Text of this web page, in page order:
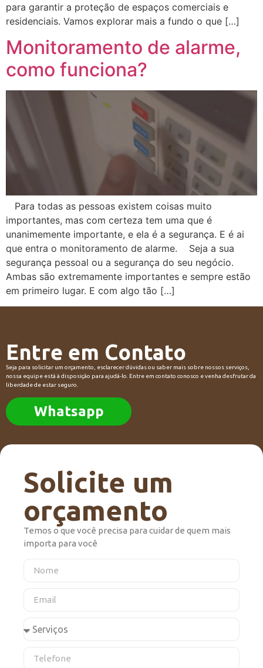
para garantir a proteção de espaços comerciais e
residenciais. Vamos explorar mais a fundo o que […]
Monitoramento de alarme,
como funciona?
Para todas as pessoas existem coisas muito
importantes, mas com certeza tem uma que é
unanimemente importante, e ela é a segurança. E é ai
que entra o monitoramento de alarme. Seja a sua
segurança pessoal ou a segurança do seu negócio.
Ambas são extremamente importantes e sempre estão
em primeiro lugar. E com algo tão […]
Entre em Contato
Seja para solicitar um orçamento, esclarecer dúvidas ou saber mais sobre nossos serviços,
nossa equipe está à disposição para ajudá-lo. Entre em contato conosco e venha desfrutar da
liberdade de estar seguro.
Whatsapp
Solicite um
orçamento
Temos o que você precisa para cuidar de quem mais
importa para você